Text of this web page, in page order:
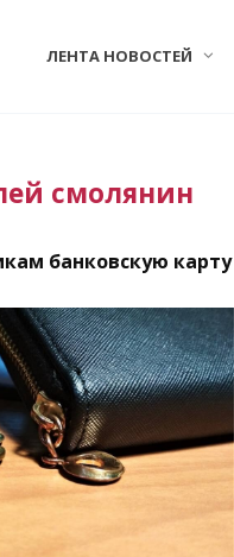
ЛЕНТА НОВОСТЕЙ
смолянин
банковскую карту